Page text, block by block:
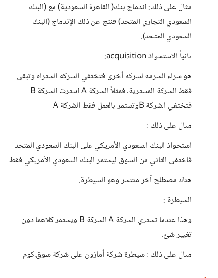
مثال على ذلك: اندماج بنك( القاهرة السعودية) مع (البنك
السعودي التجاري المتحد) فنتج عن ذلك الإندماج (البنك
السعودي المتحد).
ثانياً الاستحواذ acquisition:
هو شراء الشرمة لشركة أخرى فتختفي الشركة الشتراة وتبقى
فقط الشركة المشترية، فمثلاً الشركة A اشترت الشركة B
فتختفي الشركة Bوتستمر بالعمل فقط الشركة A
مثال على ذلك :
استحواذ البنك السعودي الأمريكي على البنك السعودي المتحد
فاختفى الثاني من السوق ليستمر البنك السعودي الأمريكي فقط
هناك مصطلح آخر منتشر وهو السيطرة.
السيطرة :
وهذا عندما تشتري الشركة A الشركة B ويستمر كلاهما دون
تغيير شئ.
مثال على ذلك : سيطرة شركة أمازون على شركة سوق.كوم